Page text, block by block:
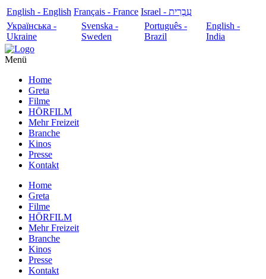
English - English Français - France
עִבְרִית - Israel
Українська -
Ukraine
Svenska -
Sweden
Português -
Brazil
English -
India
Menü
Home
Greta
Filme
HÖRFILM
Mehr Freizeit
Branche
Kinos
Presse
Kontakt
Home
Greta
Filme
HÖRFILM
Mehr Freizeit
Branche
Kinos
Presse
Kontakt